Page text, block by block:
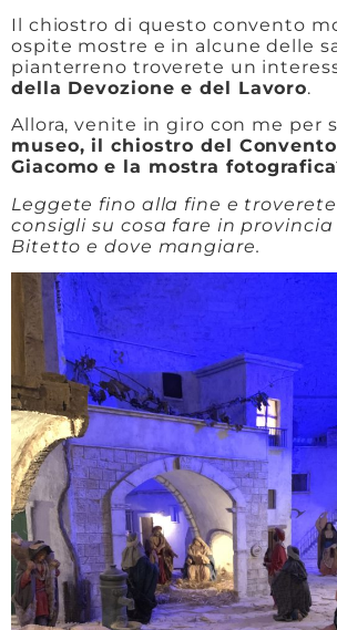
Il chiostro di questo convento
ospite mostre e in alcune delle
pianterreno troverete un
della Devozione e del Lavoro.
Allora, venite in giro con me per
museo, il chiostro del
Giacomo e la mostra
Leggete fino alla fine e
consigli su cosa fare in
Bitetto e dove mangiare.